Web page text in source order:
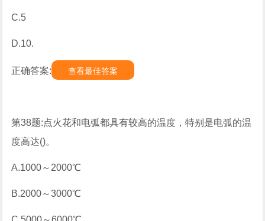
C.5
D.10.
正确答案: 查看最佳答案
第38题:点火花和电弧都具有较高的温度，特别是电弧的温
度高达()。
A.1000～2000℃
B.2000～3000℃